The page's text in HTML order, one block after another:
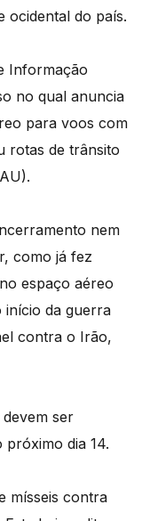
ocidental do país.
Informação
no qual anuncia
para voos com
rotas de trânsito
nem
como já fez
espaço aéreo
início da guerra
contra o Irão,
ser
dia 14.
mísseis contra